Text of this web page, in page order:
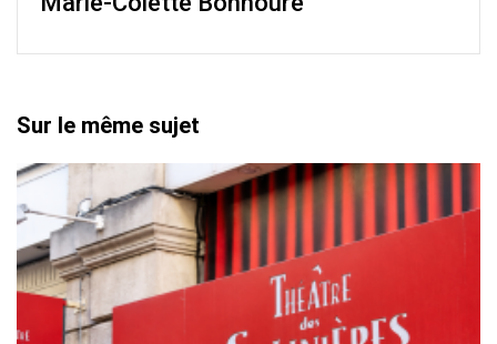
Sur le même sujet